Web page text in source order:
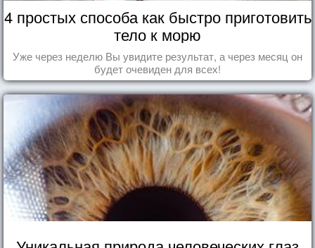
4 простых способа как быстро приготовить
тело к морю
Уже через неделю Вы увидите результат, а через месяц он
будет очевиден для всех!